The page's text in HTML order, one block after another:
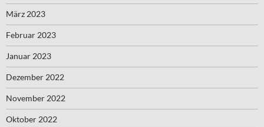
März 2023
Februar 2023
Januar 2023
Dezember 2022
November 2022
Oktober 2022